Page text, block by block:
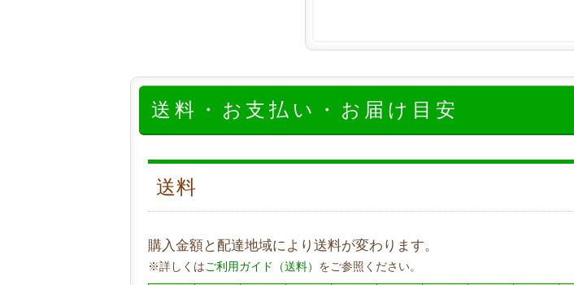
送料・お支払い・お届け目安
送料
購入金額と配達地域により送料が変わります。
※詳しくはご利用ガイド（送料） をご参照ください。